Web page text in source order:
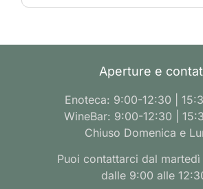
Aperture e
Enoteca: 9:00-12:30 |
WineBar: 9:00-12:30 |
Chiuso Domenica e
Puoi contattarci dal
dalle 9:00 alle